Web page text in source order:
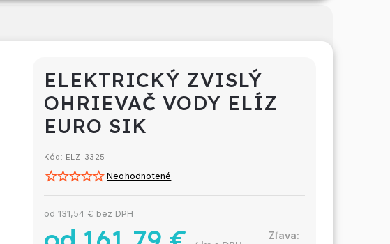
ELEKTRICKÝ ZVISLÝ
OHRIEVAČ VODY ELÍZ
EURO SIK
Kód: ELZ_3325
Neohodnotené
od 131,54 € bez DPH